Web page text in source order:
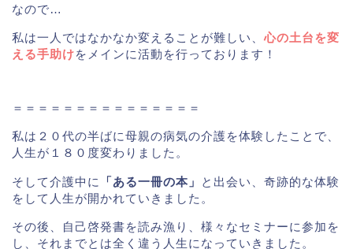
なので…
私は一人ではなかなか変えることが難しい、 心の土台を変
える手助けをメインに活動を行っております！
＝＝＝＝＝＝＝＝＝＝＝＝＝＝＝
私は２０代の半ばに母親の病気の介護を体験したことで、
人生が１８０度変わりました。
そして介護中に 「ある一冊の本」
と出会い、奇跡的な体験
をして人生が開かれていきました。
その後、自己啓発書を読み漁り、様々なセミナーに参加を
し、それまでとは全く違う人生になっていきました。